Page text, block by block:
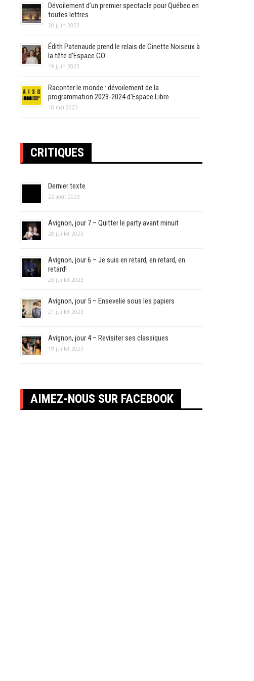
Dévoilement d’un premier spectacle pour Québec en
toutes lettres
20 juin 2023
Édith Patenaude prend le relais de Ginette Noiseux à
la tête d’Espace GO
19 juin 2023
Raconter le monde : dévoilement de la
programmation 2023-2024 d’Espace Libre
18 mai 2023
CRITIQUES
Dernier texte
22 août 2023
Avignon, jour 7 – Quitter le party avant minuit
28 juillet 2023
Avignon, jour 6 – Je suis en retard, en retard, en
retard!
23 juillet 2023
Avignon, jour 5 – Ensevelie sous les papiers
21 juillet 2023
Avignon, jour 4 – Revisiter ses classiques
19 juillet 2023
AIMEZ-NOUS SUR FACEBOOK